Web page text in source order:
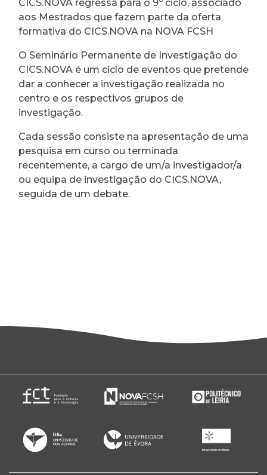
CICS.NOVA regressa para o 9º ciclo, associado
aos Mestrados que fazem parte da oferta
formativa do CICS.NOVA na NOVA FCSH
O Seminário Permanente de Investigação do
CICS.NOVA é um ciclo de eventos que pretende
dar a conhecer a investigação realizada no
centro e os respectivos grupos de
investigação.
Cada sessão consiste na apresentação de uma
pesquisa em curso ou terminada
recentemente, a cargo de um/a investigador/a
ou equipa de investigação do CICS.NOVA,
seguida de um debate.